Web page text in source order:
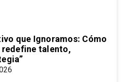
que Ignoramos: Cómo
talento,